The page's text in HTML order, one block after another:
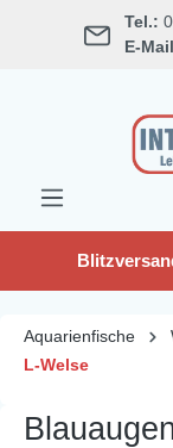
springen Tel.:
E-
Aquarienfische
L-Welse